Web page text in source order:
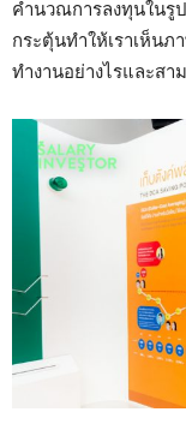
คำนวณการลงทุนในรู
กระตุ้นทำให้เราเห็นภ
ทำงานอย่างไรและส